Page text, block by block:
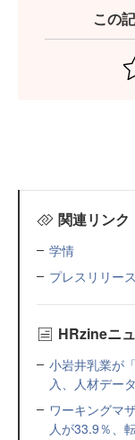
この
関連リンク
学情
プレスリリース
HRzineニ
小岩井乳業が
入、人材デー
ワーキングマ
人が33.9％、